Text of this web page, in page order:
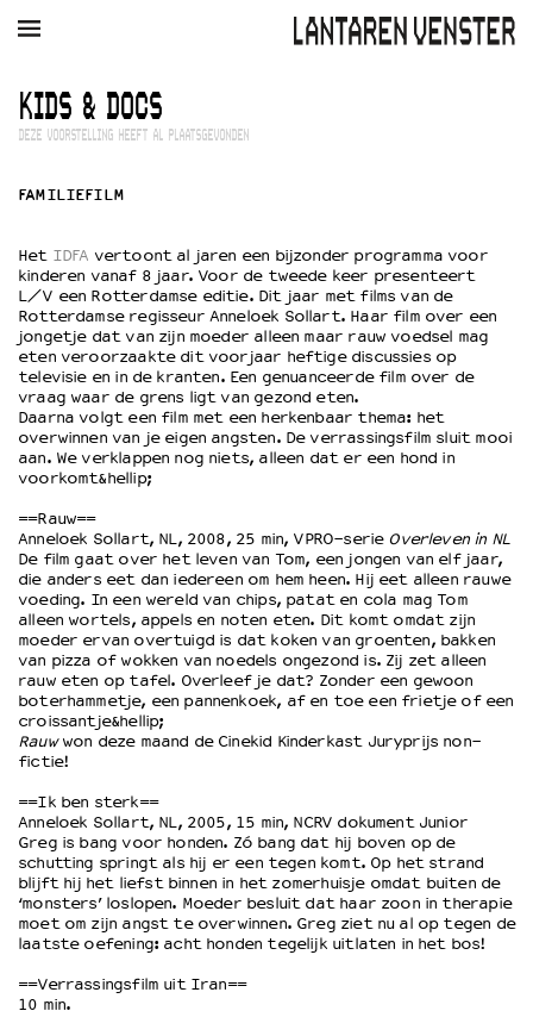
AGENDA FILM MUZIEK
Winkelmandje
Zoek
Bereikbaarheid
Kaartverkoop
EDUCATIE
Schoolvoorstellingen
Filmprogramma’s Primair Onderwijs
Filmprogramma’s VO/MBO
OVER LANTARENVENSTER
Wat we doen
Werken bij
Wie is wie
Word vriend
Historie
Partners
Huisregels
Privacyverklaring
Integriteits- en gedragscode
Duurzaamheid
Culturele boycot Israël
Ruimte voor artistieke vrijheid – VNPF
KIDS & DOCS
DEZE VOORSTELLING HEEFT AL PLAATSGEVONDEN
FAMILIEFILM
Het IDFA vertoont al jaren een bijzonder programma voor
kinderen vanaf 8 jaar. Voor de tweede keer presenteert
L/V een Rotterdamse editie. Dit jaar met films van de
Rotterdamse regisseur Anneloek Sollart. Haar film over een
jongetje dat van zijn moeder alleen maar rauw voedsel mag
eten veroorzaakte dit voorjaar heftige discussies op
televisie en in de kranten. Een genuanceerde film over de
vraag waar de grens ligt van gezond eten.
Daarna volgt een film met een herkenbaar thema: het
overwinnen van je eigen angsten. De verrassingsfilm sluit mooi
aan. We verklappen nog niets, alleen dat er een hond in
voorkomt&hellip;
==Rauw==
Anneloek Sollart, NL, 2008, 25 min, VPRO-serie Overleven in NL
De film gaat over het leven van Tom, een jongen van elf jaar,
die anders eet dan iedereen om hem heen. Hij eet alleen rauwe
voeding. In een wereld van chips, patat en cola mag Tom
alleen wortels, appels en noten eten. Dit komt omdat zijn
moeder ervan overtuigd is dat koken van groenten, bakken
van pizza of wokken van noedels ongezond is. Zij zet alleen
rauw eten op tafel. Overleef je dat? Zonder een gewoon
boterhammetje, een pannenkoek, af en toe een frietje of een
croissantje&hellip;
Rauwwon deze maand de Cinekid Kinderkast Juryprijs non-
fictie!
==Ik ben sterk==
Anneloek Sollart, NL, 2005, 15 min, NCRV dokument Junior
Greg is bang voor honden. Zó bang dat hij boven op de
schutting springt als hij er een tegen komt. Op het strand
blijft hij het liefst binnen in het zomerhuisje omdat buiten de
‘monsters’ loslopen. Moeder besluit dat haar zoon in therapie
moet om zijn angst te overwinnen. Greg ziet nu al op tegen de
laatste oefening: acht honden tegelijk uitlaten in het bos!
==Verrassingsfilm uit Iran==
10 min.